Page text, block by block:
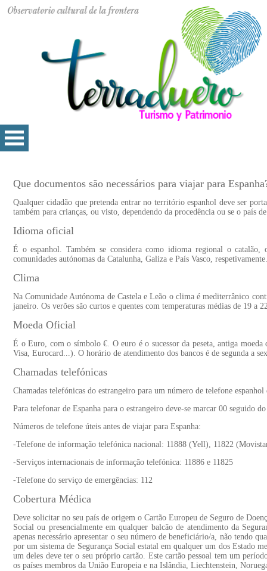
Que documentos são necessários para viajar para
Qualquer cidadão que pretenda entrar no território espanhol deve ser
também para crianças, ou visto, dependendo da procedência ou se o país
Idioma oficial
É o espanhol. Também se considera como idioma regional o
comunidades autónomas da Catalunha, Galiza e País Vasco, respetivamente.
Clima
Na Comunidade Autónoma de Castela e Leão o clima é mediterrânico
janeiro. Os verões são curtos e quentes com temperaturas médias de 19
Moeda Oficial
É o Euro, com o símbolo €. O euro é o sucessor da peseta, antiga
Visa, Eurocard...). O horário de atendimento dos bancos é de segunda a
Chamadas telefónicas
Chamadas telefónicas do estrangeiro para um número de telefone
Para telefonar de Espanha para o estrangeiro deve-se marcar 00 seguido
Números de telefone úteis antes de viajar para Espanha:
-Telefone de informação telefónica nacional: 11888 (Yell), 11822
-Serviços internacionais de informação telefónica: 11886 e 11825
-Telefone do serviço de emergências: 112
Cobertura Médica
Deve solicitar no seu país de origem o Cartão Europeu de Seguro de
Social ou presencialmente em qualquer balcão de atendimento da
apenas necessário apresentar o seu número de beneficiário/a, não tendo
por um sistema de Segurança Social estatal em qualquer um dos Estado
um deles deve ter o seu próprio cartão. Este cartão pessoal tem um
os países membros da União Europeia e na Islândia, Liechtenstein,